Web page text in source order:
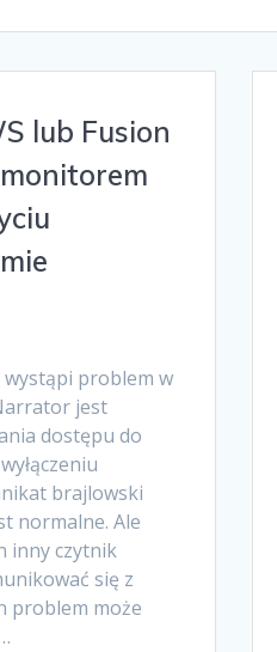
lub Fusion
problem w
jest
dostępu do
brajlowski
normalne. Ale
inny czytnik
się z
problem może